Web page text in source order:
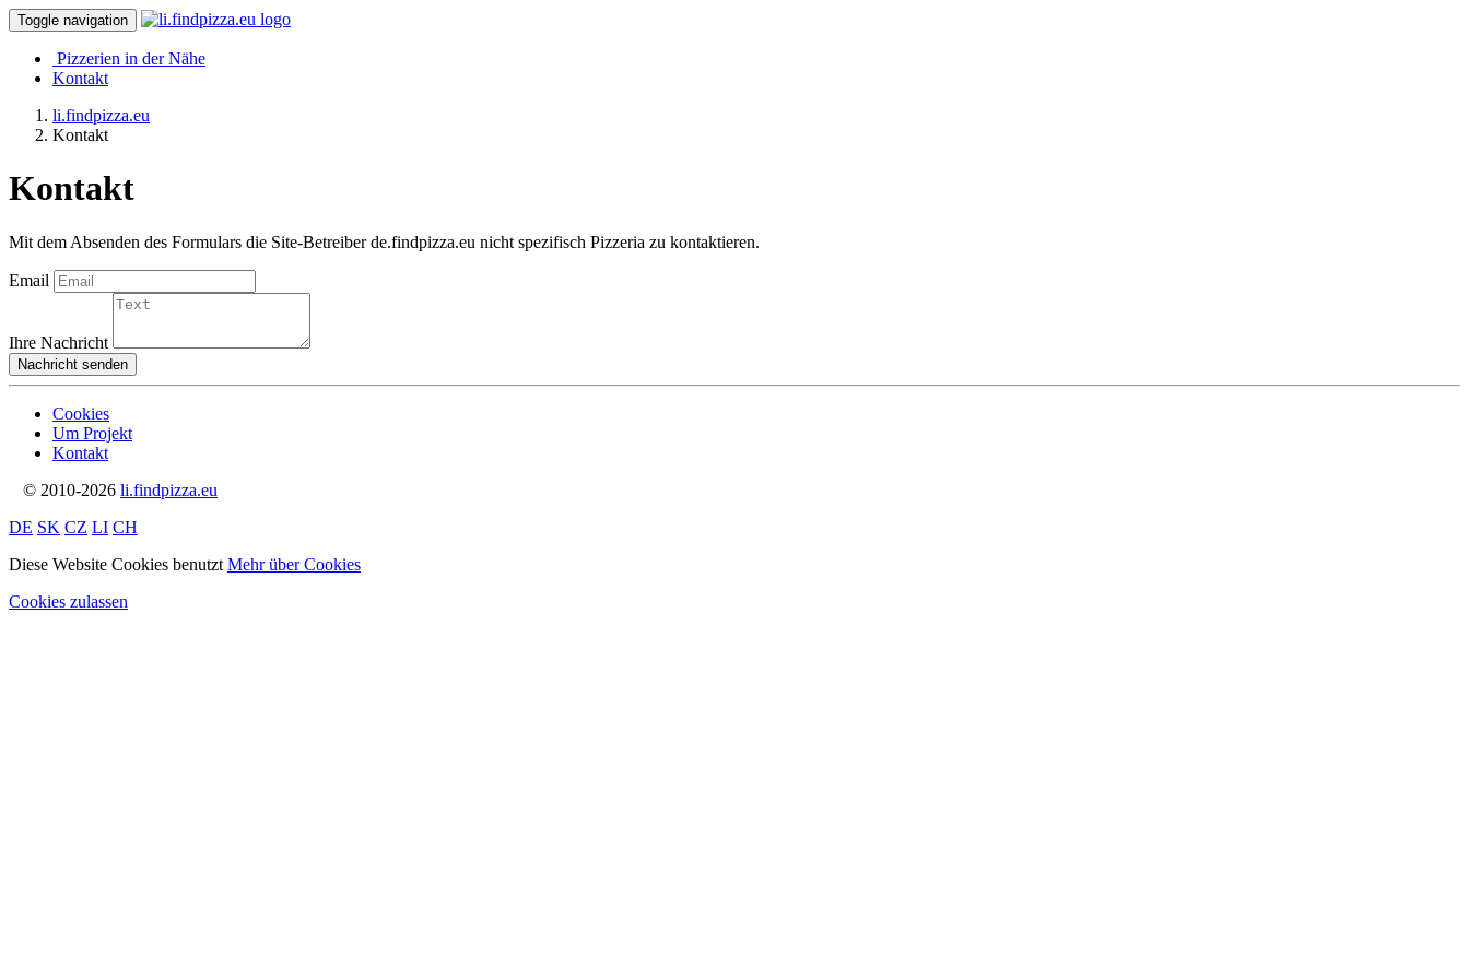
Toggle navigation
Pizzerien in der Nähe
Kontakt
li.findpizza.eu
Kontakt
Kontakt
Mit dem Absenden des Formulars die Site-Betreiber de.findpizza.eu nicht spezifisch Pizzeria zu kontaktieren.
Email
Ihre Nachricht
Nachricht senden
Cookies
Um Projekt
Kontakt
© 2010-2026 li.findpizza.eu
DE SK CZ LI CH
Diese Website Cookies benutzt Mehr über Cookies
Cookies zulassen